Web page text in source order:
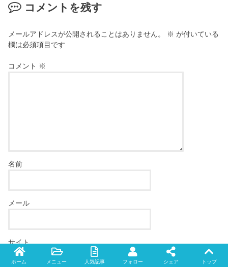
コメントを残す
メールアドレスが公開されることはありません。 ※ が付いている
欄は必須項目です
コメント ※
名前
メール
サイト
ホーム メニュー 人気記事 フォロー シェア トップ
Twitter facebook instagram